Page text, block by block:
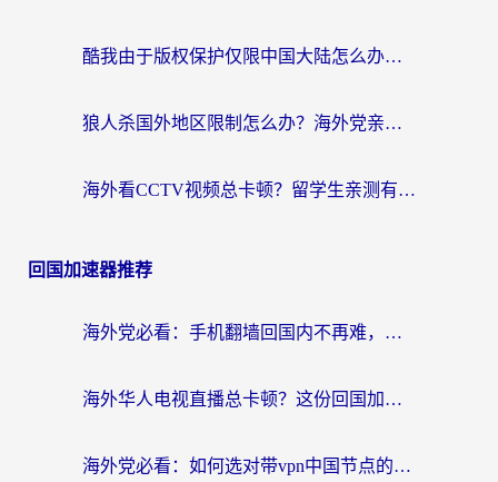
酷我由于版权保护仅限中国大陆怎么办？海外党亲测有效的解锁指南
狼人杀国外地区限制怎么办？海外党亲测有效的全场景回国加速指南
海外看CCTV视频总卡顿？留学生亲测有效的回国加速器选择指南
回国加速器推荐
海外党必看：手机翻墙回国内不再难，一篇搞定无缝访问国内资源指南
海外华人电视直播总卡顿？这份回国加速器选择指南帮你无缝看国内资源
海外党必看：如何选对带vpn中国节点的加速器？无缝访问国内资源全攻略